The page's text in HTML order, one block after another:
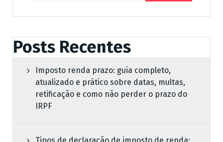
Posts Recentes
Imposto renda prazo: guia completo,
atualizado e prático sobre datas, multas,
retificação e como não perder o prazo do
IRPF
Tipos de declaração de imposto de renda: